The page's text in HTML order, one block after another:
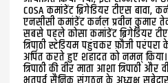
COSA कमांडेंट ब्रिगेडियर टीएस बावा,
एनसीसी कमांडेंट कर्नल प्रवीन कुमार
सबसे पहले कोसा कमांडेंट ब्रिगेडियर
त्रिपाठी स्टेडियम पहुंचकर फ़ौजी
अर्पित करते हुए शहादत को नमन्
त्रिपाठी की वीर माता आशा त्रिपाठी और